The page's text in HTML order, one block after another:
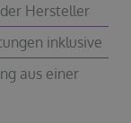
Hersteller
inklusive
aus einer